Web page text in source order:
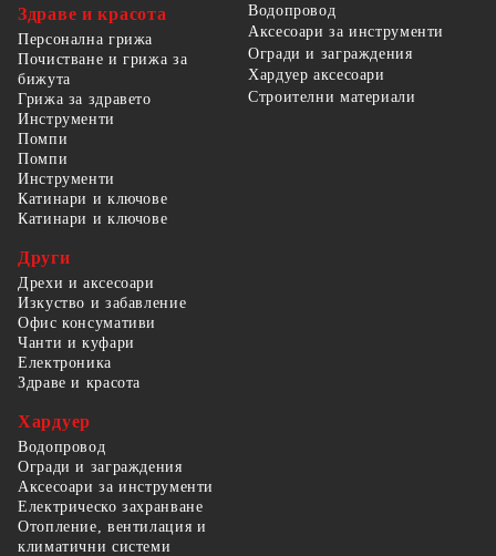
Здраве и красота
Персонална грижа
Почистване и грижа за
бижута
Грижа за здравето
Водопровод
Аксесоари за инструменти
Огради и заграждения
Хардуер аксесоари
Строителни материали
Инструменти
Помпи
Помпи
Инструменти
Катинари и ключове
Катинари и ключове
Други
Дрехи и аксесоари
Изкуство и забавление
Офис консумативи
Чанти и куфари
Електроника
Здраве и красота
Хардуер
Водопровод
Огради и заграждения
Аксесоари за инструменти
Електрическо захранване
Отопление, вентилация и
климатични системи